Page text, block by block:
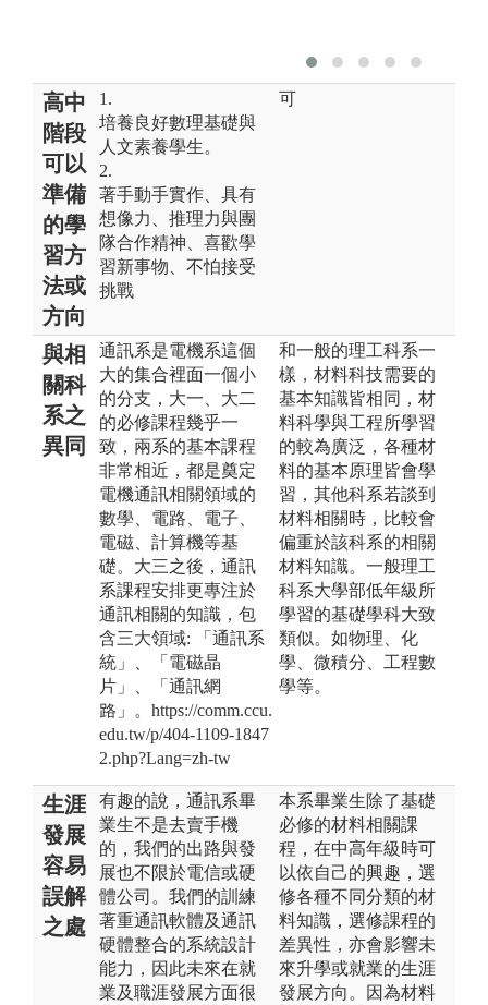
高中
階段
可以
準備
的學
習方
法或
方向
1.
培養良好數理基礎與
人文素養學生。
2.
著手動手實作、具有
想像力、推理力與團
隊合作精神、喜歡學
習新事物、不怕接受
挑戰
可
與相
關科
系之
異同
通訊系是電機系這個
大的集合裡面一個小
的分支，大一、大二
的必修課程幾乎一
致，兩系的基本課程
非常相近，都是奠定
電機通訊相關領域的
數學、電路、電子、
電磁、計算機等基
礎。大三之後，通訊
系課程安排更專注於
通訊相關的知識，包
含三大領域: 「通訊系
統」、「電磁晶
片」、「通訊網
路」。https://comm.ccu.
edu.tw/p/404-1109-1847
2.php?Lang=zh-tw
和一般的理工科系一
樣，材料科技需要的
基本知識皆相同，材
料科學與工程所學習
的較為廣泛，各種材
料的基本原理皆會學
習，其他科系若談到
材料相關時，比較會
偏重於該科系的相關
材料知識。一般理工
科系大學部低年級所
學習的基礎學科大致
類似。如物理、化
學、微積分、工程數
學等。
生涯
發展
容易
誤解
之處
有趣的說，通訊系畢
業生不是去賣手機
的，我們的出路與發
展也不限於電信或硬
體公司。我們的訓練
著重通訊軟體及通訊
硬體整合的系統設計
能力，因此未來在就
業及職涯發展方面很
本系畢業生除了基礎
必修的材料相關課
程，在中高年級時可
以依自己的興趣，選
修各種不同分類的材
料知識，選修課程的
差異性，亦會影響未
來升學或就業的生涯
發展方向。因為材料